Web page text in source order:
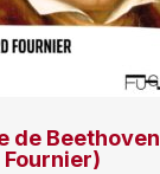
de Beethoven